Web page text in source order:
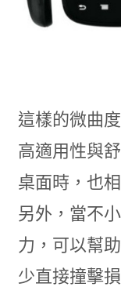
這樣的微曲
高適用性與
桌面時，也
另外，當不
力，可以幫
少直接撞擊